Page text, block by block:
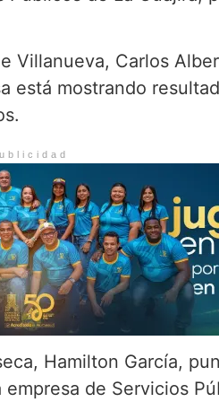
Villanueva, Carlos
está mostrando
Hamilton García,
de Servicios